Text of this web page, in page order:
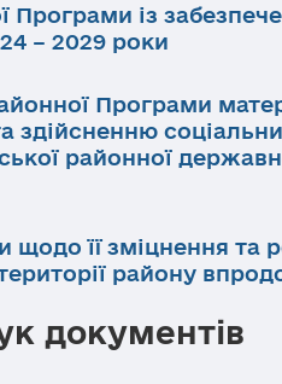
Програми із
– 2029 роки
Програми
здійсненню
районної
її зміцнення та
району
документів